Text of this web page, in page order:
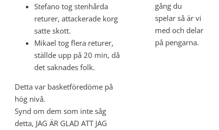
Stefano tog stenhårda
returer, attackerade korg
satte skott.
Mikael tog flera returer,
ställde upp på 20 min, då
det saknades folk.
Detta var basketföredöme på
hög nivå.
Synd om dem som inte såg
detta, JAG ÄR GLAD ATT JAG
gång du
spelar så är vi
med och delar
på pengarna.